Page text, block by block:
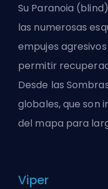
Su Paranoia
las numerosas
empujes
permitir
Desde las
globales, que son
del mapa para
Viper